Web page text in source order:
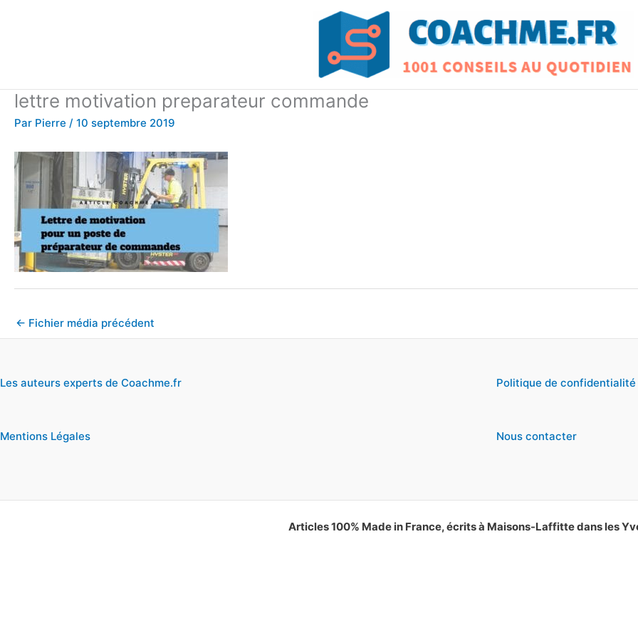
lettre motivation preparateur commande
Par Pierre / 10 septembre 2019
← Fichier média précédent
Les auteurs experts de Coachme.fr
Mentions Légales
Politique de confidentialité
Nous contacter
Articles 100% Made in France, écrits à Maisons-Laffitte dans les